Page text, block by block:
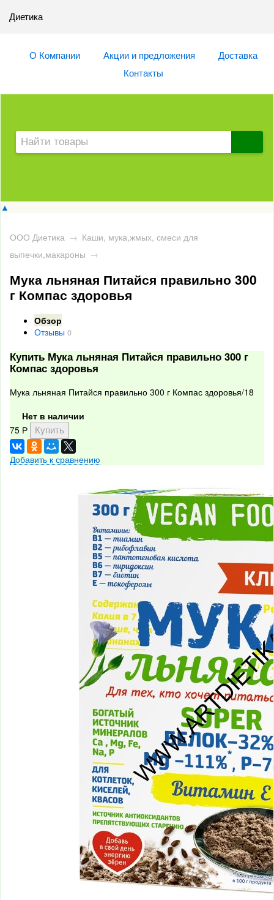
Диетика
О Компании Акции и предложения
Доставка
Контакты
▲
ООО Диетика → Каши, мука,жмых, смеси для
выпечки,макароны →
Мука льняная Питайся правильно 300
г Компас здоровья
Обзор
Отзывы 0
Купить Мука льняная Питайся правильно 300 г
Компас здоровья
Мука льняная Питайся правильно 300 г Компас здоровья/18
Нет в наличии
75 Р
Добавить к сравнению